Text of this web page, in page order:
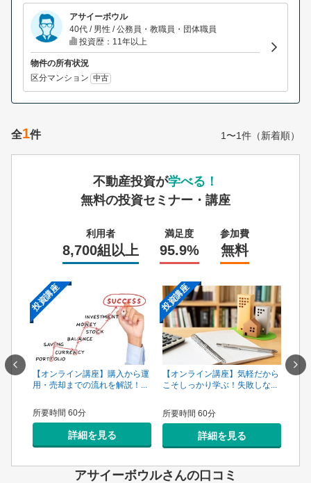
アサイーボウル
40代 / 男性 / 公務員・教職員・団体職員
投資歴：11年以上
物件の所有状況
区分マンション 中古
全1件 1〜1件（新着順）
不動産投資が学べる！
無料の投資セミナー・講座
利用者
8,700組以上
満足度
95.9%
参加費
無料
手は
投資講座
【オンライン講座】購入から運
用・売却までの流れを解説！...
所要時間 60分
詳細を見る
投資講座
【オンライン講座】気軽だから
こそしっかり学ぶ！失敗しな...
所要時間 60分
詳細を見る
【オ
アサイーボウルさんの口コミ